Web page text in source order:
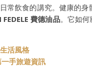
飲食的講究。健康的身
FEDELE 費德油品。它如何
活風格
手旅遊資訊